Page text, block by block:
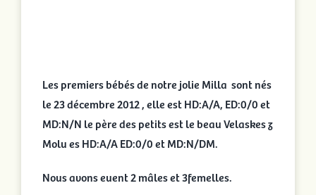
Rechercher:
Les premiers bébés de notre jolie Milla sont nés
le 23 décembre 2012 , elle est HD:A/A, ED:0/0 et
MD:N/N le père des petits est le beau Velaskes z
Molu es HD:A/A ED:0/0 et MD:N/DM.
Nous avons euent 2 mâles et 3femelles.